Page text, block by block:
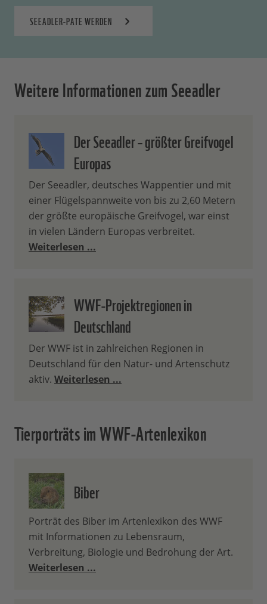
SEEADLER-PATE WERDEN
Weitere Informationen zum Seeadler
Der Seeadler – größter Greifvogel
Europas
Der Seeadler, deutsches Wappentier und mit
einer Flügelspannweite von bis zu 2,60 Metern
der größte europäische Greifvogel, war einst
in vielen Ländern Europas verbreitet.
Weiterlesen ...
WWF-Projektregionen in
Deutschland
Der WWF ist in zahlreichen Regionen in
Deutschland für den Natur- und Artenschutz
aktiv. Weiterlesen ...
Tierporträts im WWF-Artenlexikon
Biber
Porträt des Biber im Artenlexikon des WWF
mit Informationen zu Lebensraum,
Verbreitung, Biologie und Bedrohung der Art.
Weiterlesen ...